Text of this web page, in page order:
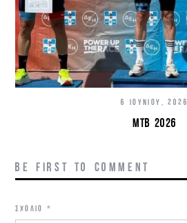
6 ΙΟΥΝΊΟΥ, 2026
MTB 2026
BE FIRST TO COMMENT
ΣΧΌΛΙΟ*